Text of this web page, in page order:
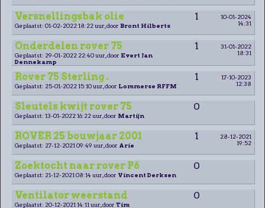
Versnellingsbak olie 1
10-01-2024
14:31
Geplaatst: 01-02-2022 18:22 uur, door Bront Hilberts
Onderdelen rover 75 1
31-01-2022
18:31
Geplaatst: 29-01-2022 22:40 uur, door Evert Jan
Dennekamp
Rover 75 Sterling . 1
17-10-2023
12:38
Geplaatst: 25-01-2022 15:10 uur, door Lommerse RFFM
Sleutels kwijt rover 75 0
Geplaatst: 13-01-2022 16:22 uur, door Martijn
ROVER 25 bouwjaar 2001 1
28-12-2021
19:52
Geplaatst: 27-12-2021 09:49 uur, door Arie
Zoektocht naar rover P6 0
Geplaatst: 21-12-2021 08:14 uur, door Vincent Derksen
Ventilator weerstand 0
Geplaatst: 20-12-2021 14:11 uur, door Tim